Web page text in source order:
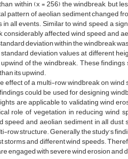
within (x = 256) the windbreak, but
pattern of aeolian sediment changed
all events. Similar to wind speed, a
affected wind speed and
deviation within the windbreak
deviation values at different
of the windbreak. These
its upwind.
effect of a multi-row windbreak on
could be used for designing
are applicable to validating wind
role of vegetation in reducing wind
and aeolian sediment in all dust
structure. Generally, the study’s
and different wind speeds.
engaged with severe wind erosion and